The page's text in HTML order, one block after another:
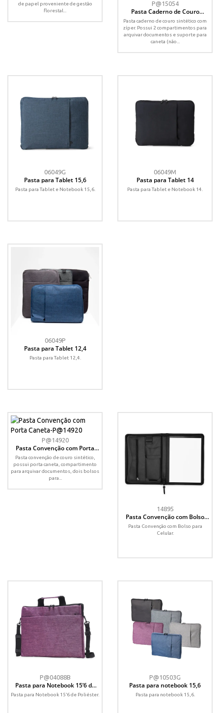
de papel proveniente de gestão
florestal...
P@15054
Pasta Caderno de Couro
Sintético
Pasta caderno de couro sintético com
zíper. Possui 2 compartimentos para
arquivar documentos e suporte para
caneta (não...
06049G
Pasta para Tablet 15,6
Pasta para Tablet e Notebook 15,6.
06049M
Pasta para Tablet 14
Pasta para Tablet e Notebook 14.
06049P
Pasta para Tablet 12,4
Pasta para Tablet 12,4.
P@14920
Pasta Convenção com Porta
Caneta
Pasta convenção de couro sintético,
possui porta caneta, compartimento
para arquivar documentos, dois bolsos
para...
14895
Pasta Convenção com Bolso
para Celular
Pasta Convenção com Bolso para
Celular.
P@04088B
Pasta para Notebook 15’6 de
Poliéster
Pasta para Notebook 15’6 de Poliéster.
P@10503G
Pasta para notebook 15,6
Pasta para notebook 15,6.